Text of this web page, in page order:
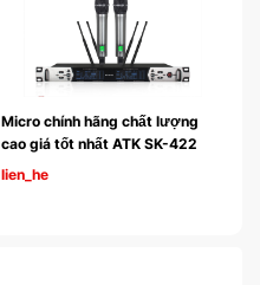
Micro chính hãng chất lượng
lien_he